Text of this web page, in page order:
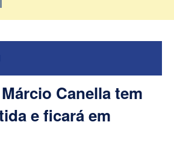
Canella tem
e ficará em